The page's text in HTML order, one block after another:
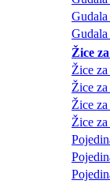
Gudala
Žice
Žice
Žice
Žice
Žice